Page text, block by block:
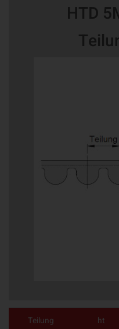
HTD
Teilung
ht